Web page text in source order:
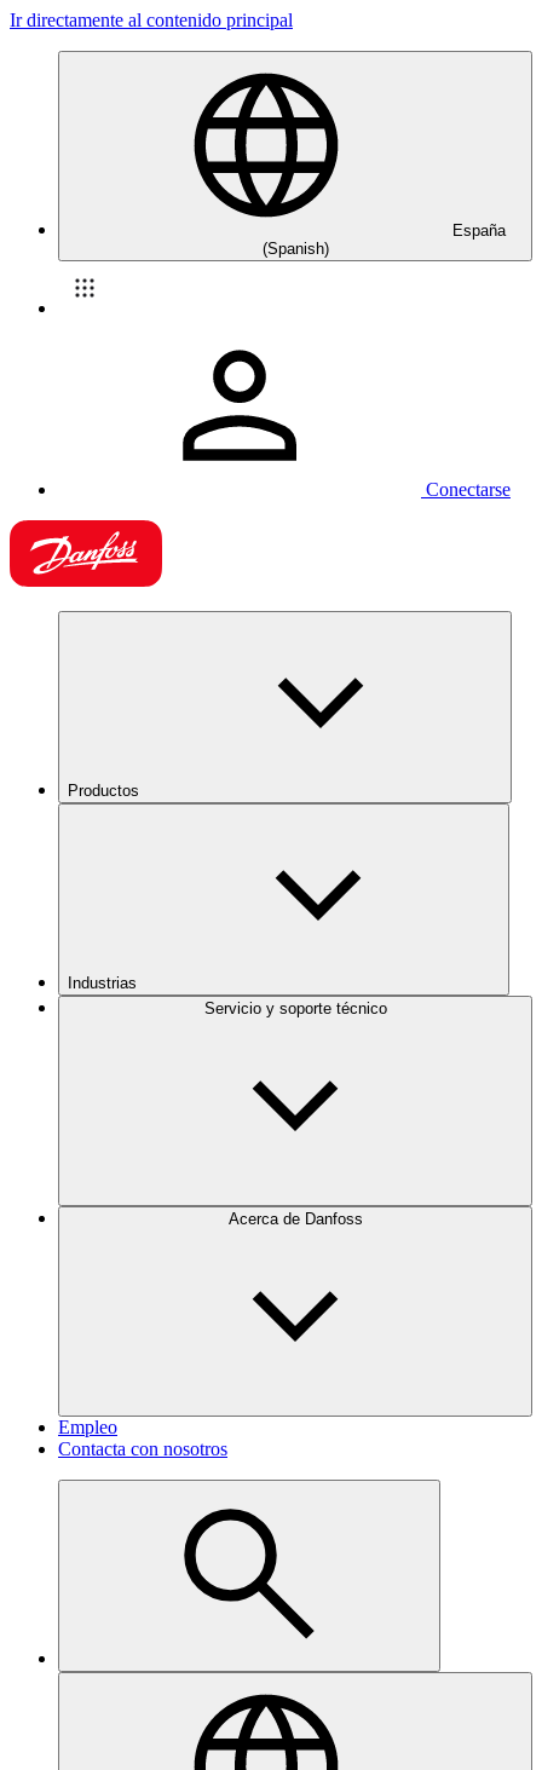
Ir directamente al contenido principal
España
(Spanish)
Conectarse
Productos
Industrias
Servicio y soporte técnico
Acerca de Danfoss
Empleo
Contacta con nosotros